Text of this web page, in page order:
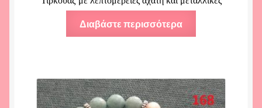
Διαβάστε περισσότερα